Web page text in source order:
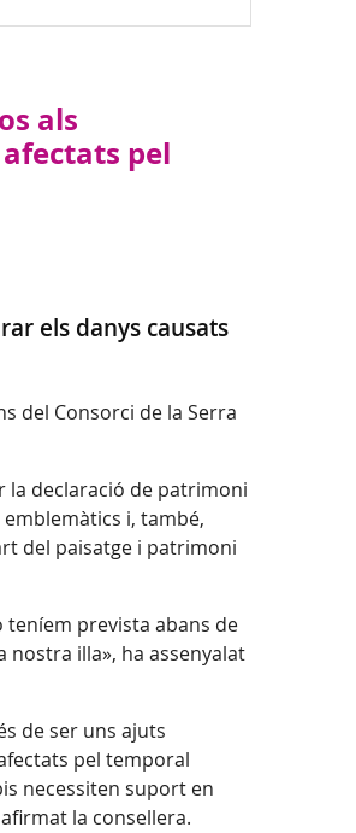
als
pel
els danys causats
del Consorci de la Serra
la declaració de patrimoni
i, també,
del paisatge i patrimoni
teníem prevista abans de
nostra illa», ha assenyalat
de ser uns ajuts
pel temporal
necessiten suport en
la consellera.